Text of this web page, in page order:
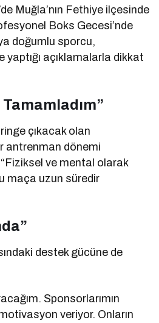
Muğla’nın Fethiye ilçesinde
Boks Gecesi’nde
doğumlu sporcu,
yaptığı açıklamalarla dikkat
Tamamladım”
çıkacak olan
antrenman dönemi
ve mental olarak
maça uzun süredir
destek gücüne de
Sponsorlarımın
veriyor. Onların